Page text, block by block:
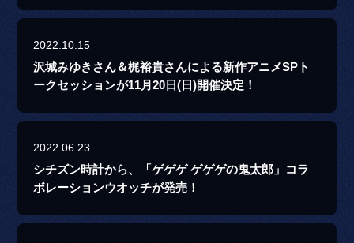
2022.10.15
沢城みゆきさん＆梶裕貴さんによる新作アニメSPト
ークセッションが11月20日(日)開催決定！
2022.06.23
シチズン時計から、「ゲゲゲ ゲゲゲの鬼太郎」コラ
ボレーションウオッチが発売！